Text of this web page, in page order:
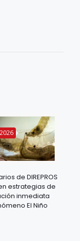
de DIREPROS
estrategias de
inmediata
El Niño